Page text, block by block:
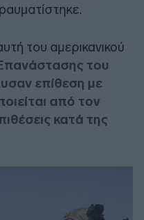
του αμερικανικού
του
επίθεση με
από τον
κατά της